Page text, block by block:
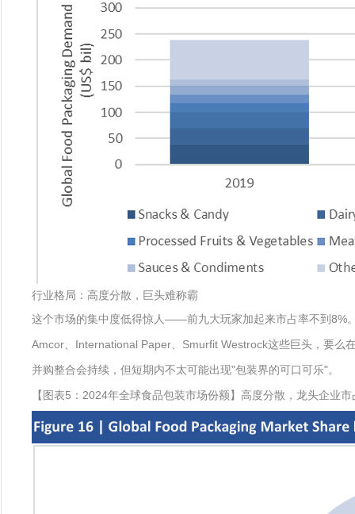
行业格局：高度分散，巨头难称霸
这个市场的集中度低得惊人——前九大玩家加起来市占率不到8%
Amcor、International Paper、Smurfit Westrock这些巨头，要么
并购整合会持续，但短期内不太可能出现"包装界的可口可乐"。
【图表5：2024年全球食品包装市场份额】高度分散，龙头企业